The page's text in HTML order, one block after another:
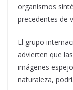
organismos
precedentes de
El grupo
advierten que
imágenes
naturaleza,